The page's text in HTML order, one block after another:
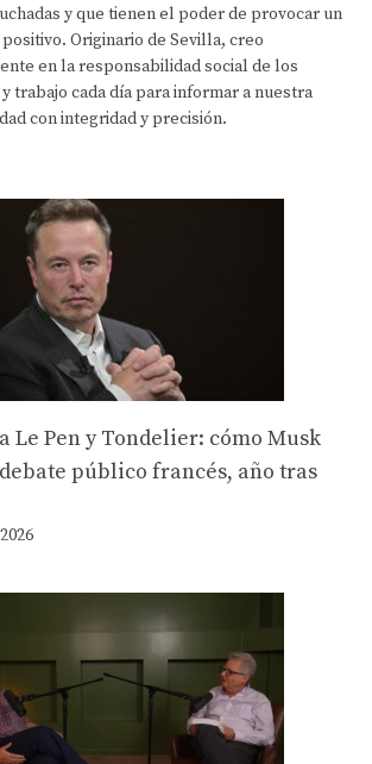
y que tienen el poder de provocar un
Originario de Sevilla, creo
en la responsabilidad social de los
trabajo cada día para informar a nuestra
con integridad y precisión.
Le Pen y Tondelier: cómo Musk
público francés, año tras